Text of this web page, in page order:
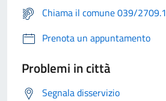
Chiama il comune 039/2709.1
Prenota un appuntamento
Problemi in città
Segnala disservizio